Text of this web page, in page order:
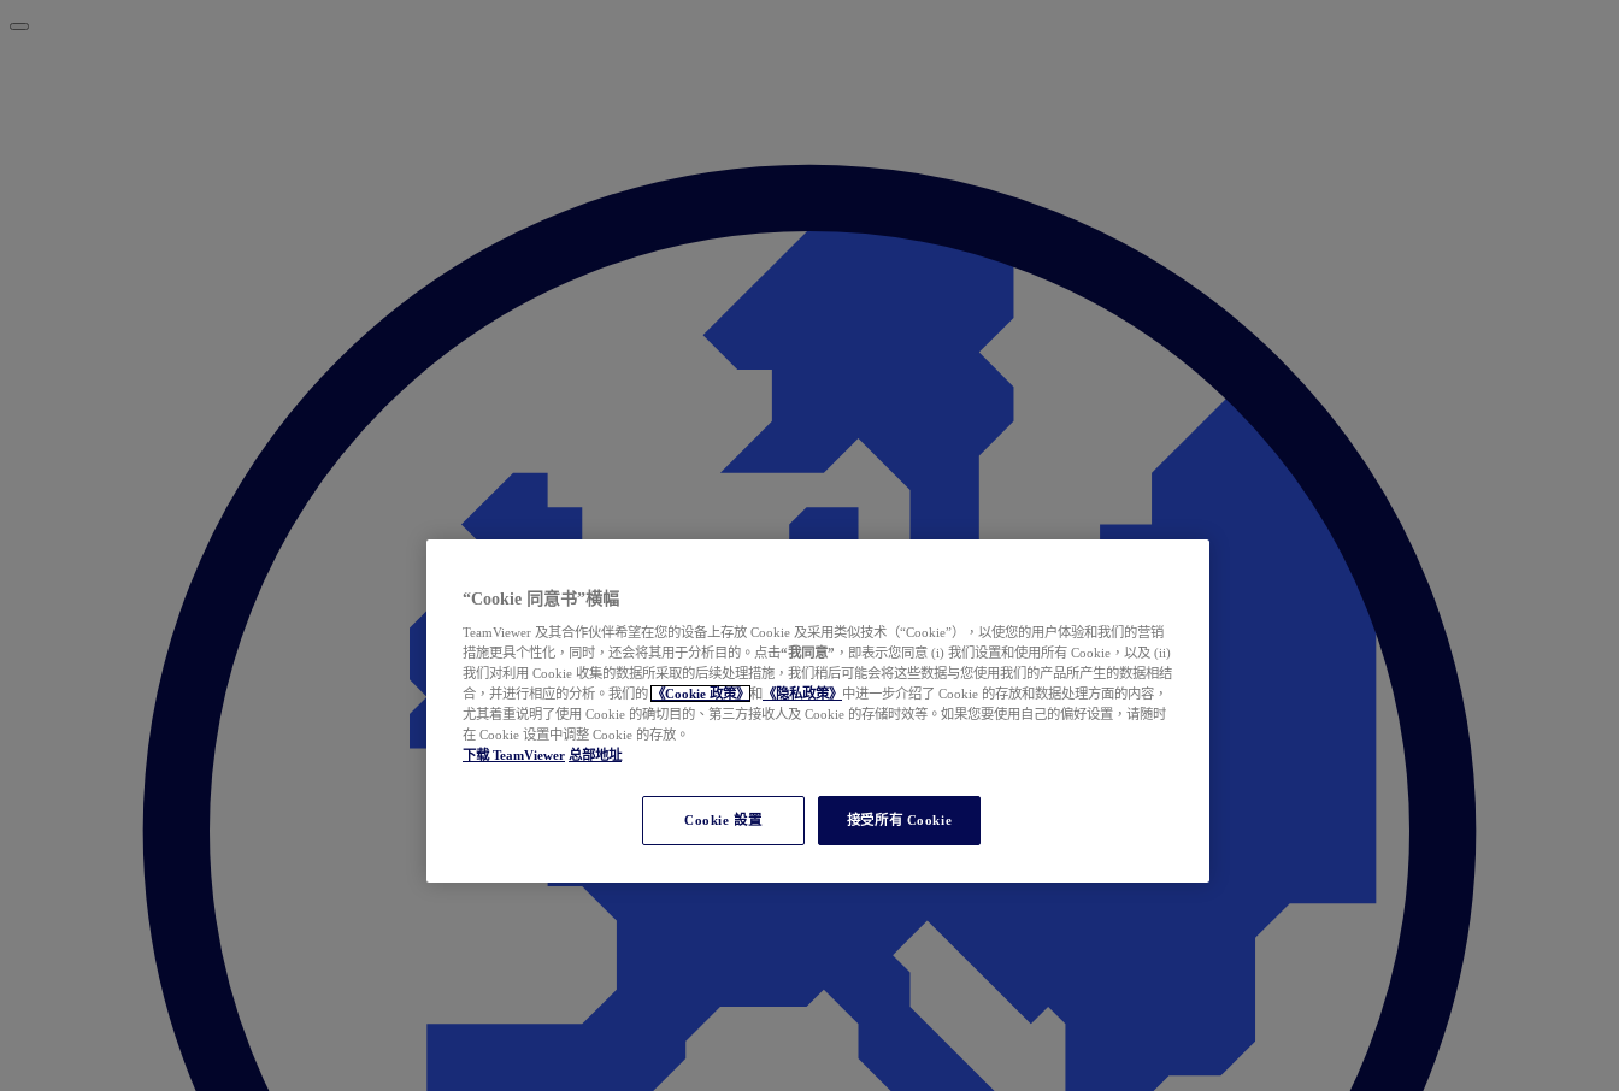
“Cookie 同意书”横幅
TeamViewer 及其合作伙伴希望在您的设备上存放 Cookie 及采用类似技术（“Cookie”），以使您的用户体验和我们的营销
措施更具个性化，同时，还会将其用于分析目的。点击“我同意” ，即表示您同意 (i) 我们设置和使用所有 Cookie，以及 (ii)
我们对利用 Cookie 收集的数据所采取的后续处理措施，我们稍后可能会将这些数据与您使用我们的产品所产生的数据相结
合，并进行相应的分析。我们的
《Cookie 政策》 和 《隐私政策》 中进一步介绍了 Cookie 的存放和数据处理方面的内容，
尤其着重说明了使用 Cookie 的确切目的、第三方接收人及 Cookie 的存储时效等。如果您要使用自己的偏好设置，请随时
在 Cookie 设置中调整 Cookie 的存放。
下载 TeamViewer 总部地址
Cookie 設置 接受所有 Cookie